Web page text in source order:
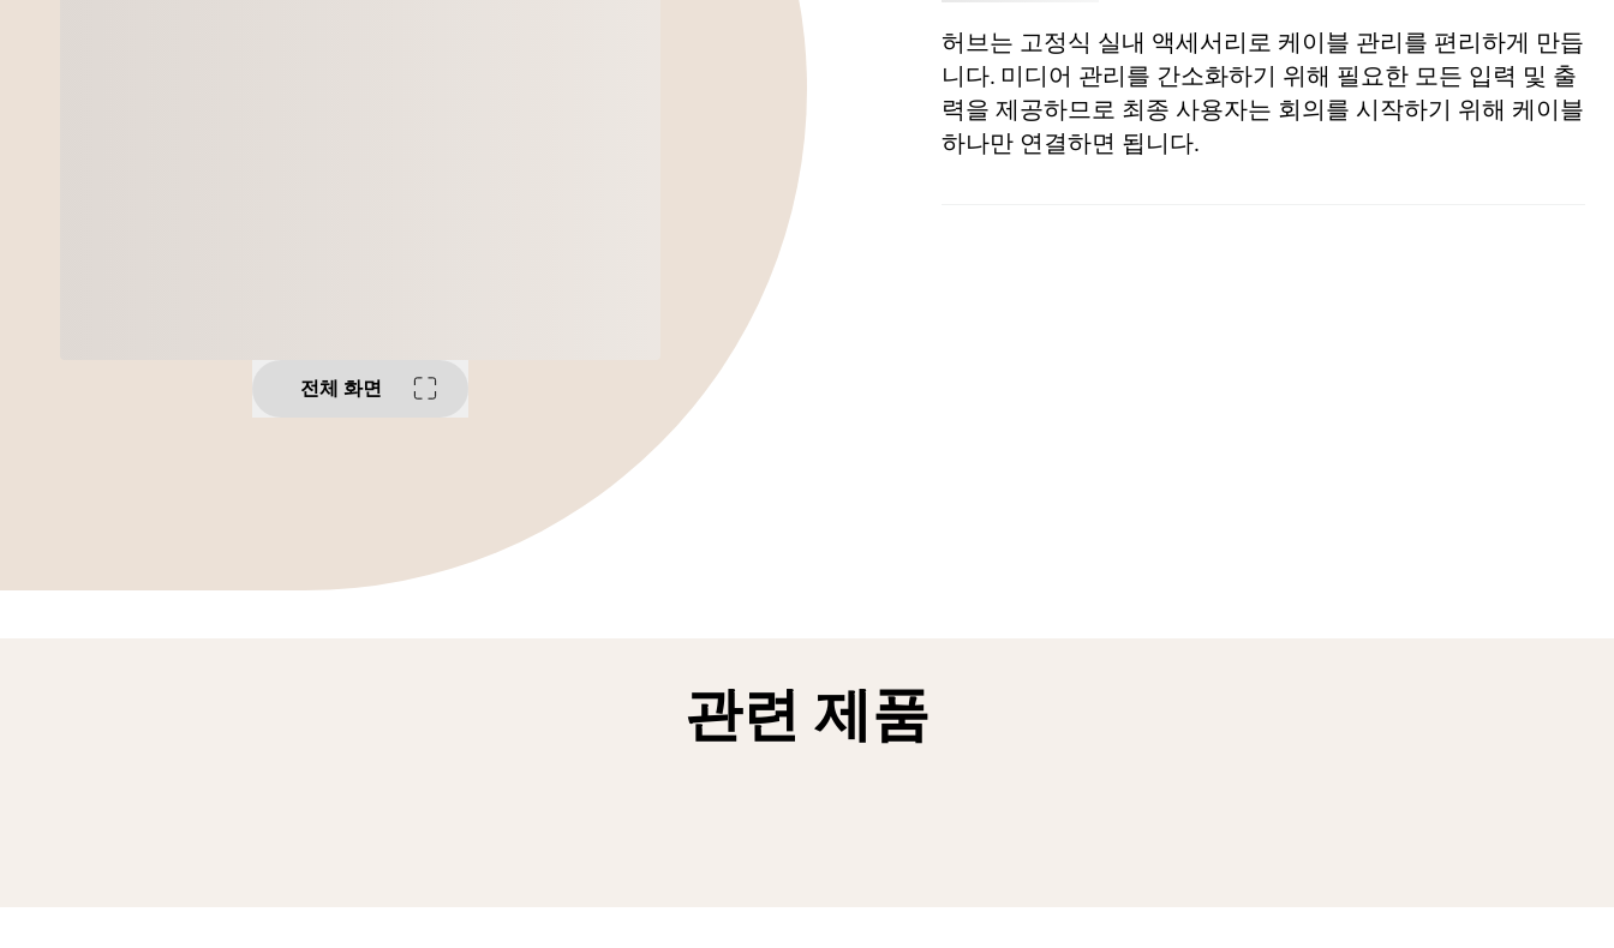
전체 화면
허브는 고정식 실내 액세서리로 케이블 관리를 편리하게 만듭
니다. 미디어 관리를 간소화하기 위해 필요한 모든 입력 및 출
력을 제공하므로 최종 사용자는 회의를 시작하기 위해 케이블
하나만 연결하면 됩니다.
관련 제품